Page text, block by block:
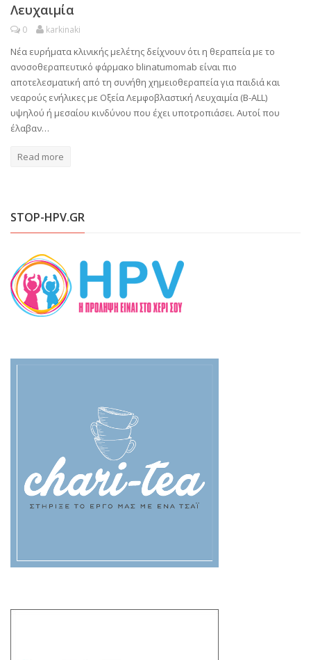
Λευχαιμία
0 karkinaki
Νέα ευρήματα κλινικής μελέτης δείχνουν ότι η θεραπεία με το
ανοσοθεραπευτικό φάρμακο blinatumomab είναι πιο
αποτελεσματική από τη συνήθη χημειοθεραπεία για παιδιά και
νεαρούς ενήλικες με Οξεία Λεμφοβλαστική Λευχαιμία (B-ALL)
υψηλού ή μεσαίου κινδύνου που έχει υποτροπιάσει. Αυτοί που
έλαβαν…
Read more
STOP-HPV.GR